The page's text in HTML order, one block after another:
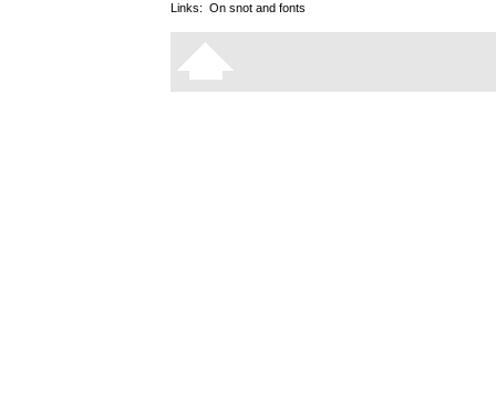
Links: On snot and fonts